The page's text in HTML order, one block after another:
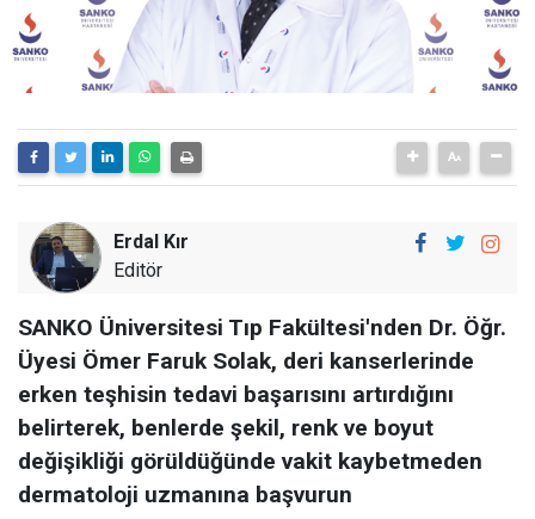
Erdal Kır
Editör
SANKO Üniversitesi Tıp Fakültesi'nden Dr. Öğr.
Üyesi Ömer Faruk Solak, deri kanserlerinde
erken teşhisin tedavi başarısını artırdığını
belirterek, benlerde şekil, renk ve boyut
değişikliği görüldüğünde vakit kaybetmeden
dermatoloji uzmanına başvurun